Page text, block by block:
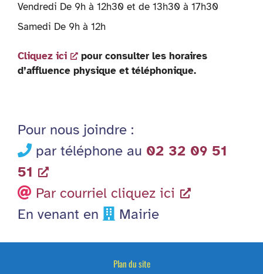
Vendredi De 9h à 12h30 et de 13h30 à 17h30
Samedi De 9h à 12h
Cliquez ici
pour consulter les horaires
d’affluence physique et téléphonique.
Pour nous joindre :
par téléphone au 02 32 09 51
51
Par courriel cliquez ici
En venant en
Mairie
Plan du site